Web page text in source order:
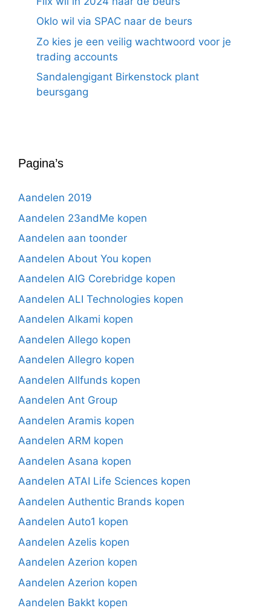
Oklo wil via SPAC naar de beurs
Zo kies je een veilig wachtwoord voor je
trading accounts
Sandalengigant Birkenstock plant
beursgang
Pagina’s
Aandelen 2019
Aandelen 23andMe kopen
Aandelen aan toonder
Aandelen About You kopen
Aandelen AIG Corebridge kopen
Aandelen ALI Technologies kopen
Aandelen Alkami kopen
Aandelen Allego kopen
Aandelen Allegro kopen
Aandelen Allfunds kopen
Aandelen Ant Group
Aandelen Aramis kopen
Aandelen ARM kopen
Aandelen Asana kopen
Aandelen ATAI Life Sciences kopen
Aandelen Authentic Brands kopen
Aandelen Auto1 kopen
Aandelen Azelis kopen
Aandelen Azerion kopen
Aandelen Azerion kopen
Aandelen Bakkt kopen